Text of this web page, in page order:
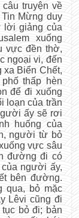
truyện về
Mừng duy
lời giảng của
xuống
vực đền thờ,
ngoại vi, đến
xa Biển Chết,
thấp hèn
để đi xuống
loạn của trần
ấy sẽ rơi
huống của
người từ bỏ
vực sâu
đường đi có
người ấy,
bên đường.
qua, bỏ mặc
Lêvi cũng đi
bỏ đi; bản